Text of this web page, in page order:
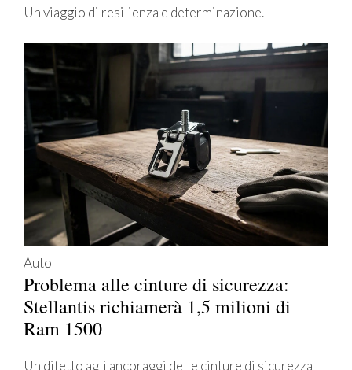
Un viaggio di resilienza e determinazione.
Auto
Problema alle cinture di sicurezza:
Stellantis richiamerà 1,5 milioni di
Ram 1500
Un difetto agli ancoraggi delle cinture di sicurezza